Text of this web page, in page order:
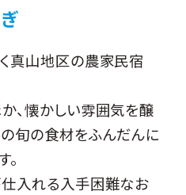
真山地区の農家民宿
、懐かしい雰囲気を醸
旬の食材をふんだんに
入れる入手困難なお